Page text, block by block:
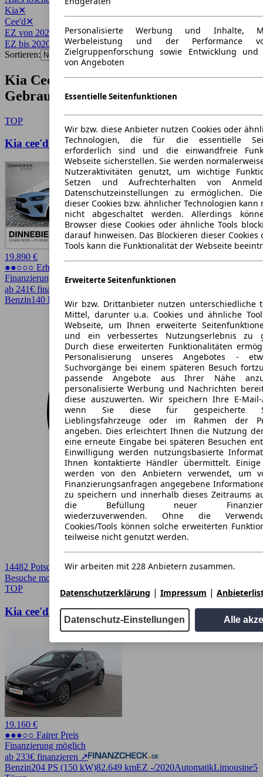
Personalisierte Werbung und Inhalte,
Werbeleistung und der Performance
Zielgruppenforschung sowie Entwicklung und
von Angeboten
Essentielle Seitenfunktionen
Wir bzw. diese Anbieter nutzen Cookies oder
Technologien, die für die essentielle
erforderlich sind und die einwandfreie
Webseite sicherstellen. Sie werden
Nutzeraktivitäten genutzt, um wichtige
Setzen und Aufrechterhalten von
Datenschutzeinstellungen zu ermöglichen.
dieser Cookies bzw. ähnlicher Technologien kann
nicht abgeschaltet werden. Allerdings
Browser diese Cookies oder ähnliche Tools
darauf hinweisen. Das Blockieren dieser
Tools kann die Funktionalität der Webseite
Erweiterte Seitenfunktionen
Wir bzw. Drittanbieter nutzen unterschiedliche
Mittel, darunter u.a. Cookies und ähnliche
Webseite, um Ihnen erweiterte
und ein verbessertes Nutzungserlebnis zu
Durch diese erweiterten Funktionalitäten
Personalisierung unseres Angebotes -
Suchvorgänge bei einem späteren Besuch
passende Angebote aus Ihrer Nähe
personalisierte Werbung und Nachrichten
diese auszuwerten. Wir speichern Ihre E-Mail-
wenn Sie diese für gespeicherte
Lieblingsfahrzeuge oder im Rahmen der
angeben. Dies erleichtert Ihnen die Nutzung
eine erneute Eingabe bei späteren Besuchen
Einwilligung werden nutzungsbasierte
Ihnen kontaktierte Händler übermittelt. Einige
werden von den Anbietern verwendet, um
Finanzierungsanfragen angegebene
zu speichern und innerhalb dieses Zeitraums
die Befüllung neuer
wiederzuverwenden. Ohne die
Cookies/Tools können solche erweiterten
teilweise nicht genutzt werden.
Wir arbeiten mit 228 Anbietern zusammen.
Datenschutzerklärung | Impressum |
Datenschutz-Einstellungen Alle
Kia✕
Cee'd✕
EZ von 2020
EZ bis 2020
Sortieren:
Kia Cee'd Baujahr 2020
Gebrauchtwagen-Angebote
TOP
Kia cee'd Spirit ACC CAM LED LM
19.890 €
●●○○○ Erhöhter Preis
Finanzierung möglich
ab 241€ finanzieren ↗
Benzin140 PS (103 kW) 29.967 km EZ 09/2020 Automatik 4 Türen
14482 Potsdam
Besuche mobile.de
TOP
Kia cee'd 1.6 TGDI GT
19.160 €
●●●○○ Fairer Preis
Finanzierung möglich
ab 233€ finanzieren ↗
Benzin204 PS (150 kW)82.649 kmEZ -/2020AutomatikLimousine5